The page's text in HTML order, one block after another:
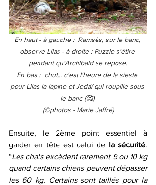
En haut - à gauche :  Ramsès, sur le banc,
observe Lilas - à droite : Puzzle s'étire
pendant qu'Archibald se repose.
En bas :  chut... c'est l'heure de la sieste
pour Lilas la lapine et Jedaï qui roupille sous
le banc (🥰)
(©️photos - Marie Jaffré)
Ensuite, le 2ème point essentiel à
garder en tête est celui de la sécurité.
“Les chats excèdent rarement 9 ou 10 kg
quand certains chiens peuvent dépasser
les 60 kg. Certains sont taillés pour la